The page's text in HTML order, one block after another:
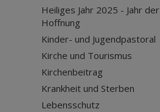
Heiliges Jahr 2025 - Jahr der
Hoffnung
Kinder- und Jugendpastoral
Kirche und Tourismus
Kirchenbeitrag
Krankheit und Sterben
Lebensschutz